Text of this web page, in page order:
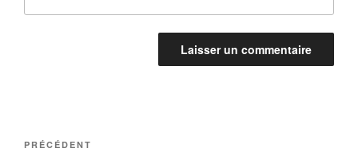
Navigation
Article
PRÉCÉDENT